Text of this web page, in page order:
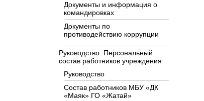
Документы и информация о
командировках
Документы по
противодействию коррупции
Руководство. Персональный
состав работников учреждения
Руководство
Состав работников МБУ «ДК
«Маяк» ГО «Жатай»